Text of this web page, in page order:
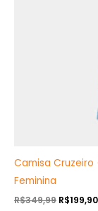
Camisa
Feminina
R$349,99 R$199,90